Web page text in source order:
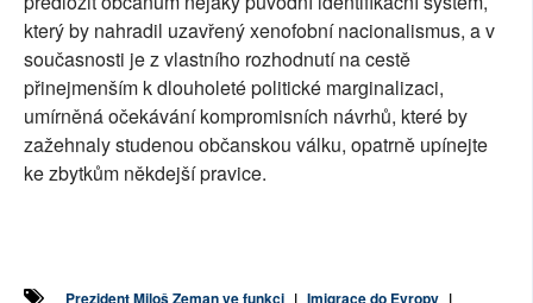
který by nahradil uzavřený xenofobní nacionalismus, a v
současnosti je z vlastního rozhodnutí na cestě
přinejmenším k dlouholeté politické marginalizaci,
umírněná očekávání kompromisních návrhů, které by
zažehnaly studenou občanskou válku, opatrně upínejte
ke zbytkům někdejší pravice.
Prezident Miloš Zeman ve funkci | Imigrace do Evropy |